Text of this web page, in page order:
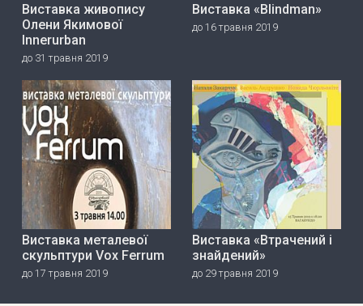
Виставка живопису
Олени Якимової
Innerurban
до 31 травня 2019
Виставка «Blindman»
до 16 травня 2019
Виставка металевої
скульптури Vox Ferrum
до 17 травня 2019
Виставка «Втрачений і
знайдений»
до 29 травня 2019